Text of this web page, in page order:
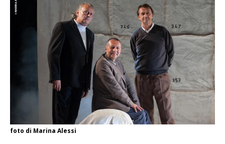
foto di Marina Alessi